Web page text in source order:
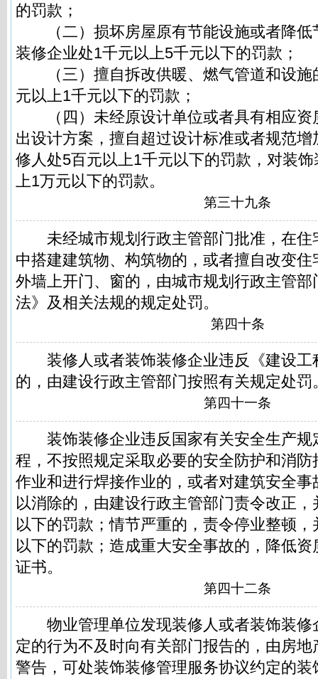
的罚款；
（二）损坏房屋原有节能设施或者降低
装修企业处1千元以上5千元以下的罚款；
（三）擅自拆改供暖、燃气管道和设施
元以上1千元以下的罚款；
（四）未经原设计单位或者具有相应资
出设计方案，擅自超过设计标准或者规范
修人处5百元以上1千元以下的罚款，对装
上1万元以下的罚款。
第三十九条
未经城市规划行政主管部门批准，在住
中搭建建筑物、构筑物的，或者擅自改变
外墙上开门、窗的，由城市规划行政主管
法》及相关法规的规定处罚。
第四十条
装修人或者装饰装修企业违反《建设工
的，由建设行政主管部门按照有关规定处罚
第四十一条
装饰装修企业违反国家有关安全生产规
程，不按照规定采取必要的安全防护和消
作业和进行焊接作业的，或者对建筑安全
以消除的，由建设行政主管部门责令改正
以下的罚款；情节严重的，责令停业整顿
以下的罚款；造成重大安全事故的，降低
证书。
第四十二条
物业管理单位发现装修人或者装饰装修
定的行为不及时向有关部门报告的，由房
警告，可处装饰装修管理服务协议约定的